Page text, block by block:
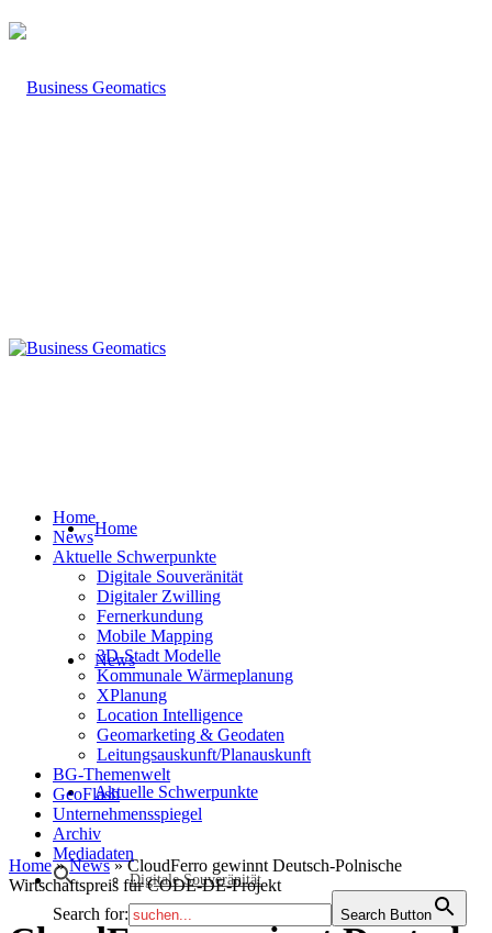
Home
News
Aktuelle Schwerpunkte
Digitale Souveränität
Home
News
Aktuelle Schwerpunkte
Digitale Souveränität
Digitaler Zwilling
Fernerkundung
Mobile Mapping
3D-Stadt Modelle
Kommunale Wärmeplanung
XPlanung
Location Intelligence
Geomarketing & Geodaten
Leitungsauskunft/Planauskunft
BG-Themenwelt
GeoFlash
Unternehmensspiegel
Archiv
Mediadaten
Search for: Search Button
Home»News»CloudFerro gewinnt Deutsch-Polnische
Wirtschaftspreis für CODE-DE-Projekt